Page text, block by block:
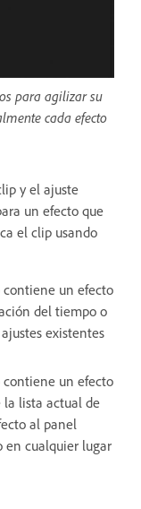
para agilizar su
cada efecto
y el ajuste
un efecto que
el clip usando
contiene un efecto
del tiempo o
existentes
contiene un efecto
la lista actual de
al panel
en cualquier lugar